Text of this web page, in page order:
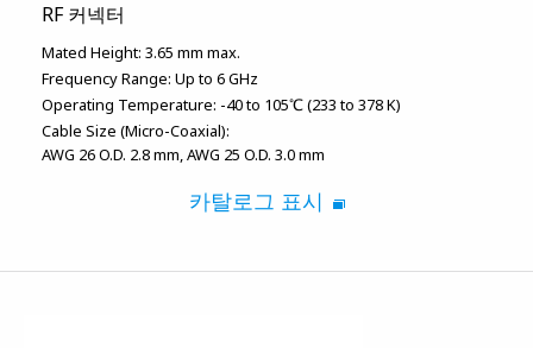
RF 커넥터
Mated Height: 3.65 mm max.
Frequency Range: Up to 6 GHz
Operating Temperature: -40 to 105℃ (233 to 378 K)
Cable Size (Micro-Coaxial):
AWG 26 O.D. 2.8 mm AWG 25 O.D. 3.0 mm
카탈로그 표시